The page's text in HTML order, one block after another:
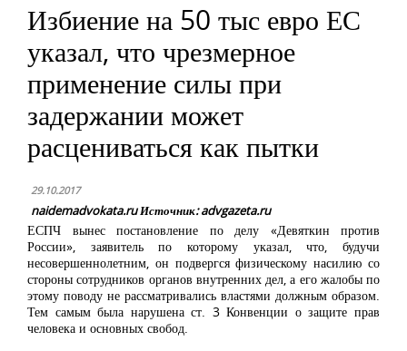
Избиение на 50 тыс евро ЕС
указал, что чрезмерное
применение силы при
задержании может
расцениваться как пытки
29.10.2017
naidemadvokata.ru Источник: advgazeta.ru
ЕСПЧ вынес постановление по делу «Девяткин против
России», заявитель по которому указал, что, будучи
несовершеннолетним, он подвергся физическому насилию со
стороны сотрудников органов внутренних дел, а его жалобы по
этому поводу не рассматривались властями должным образом.
Тем самым была нарушена ст. 3 Конвенции о защите прав
человека и основных свобод.